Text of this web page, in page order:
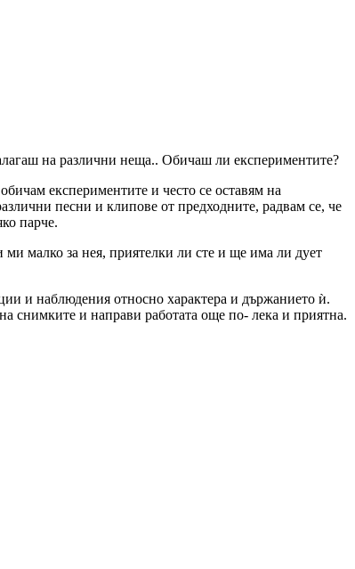
на различни неща.. Обичаш ли експериментите?
експериментите и често се оставям на
песни и клипове от предходните, радвам се, че
парче.
малко за нея, приятелки ли сте и ще има ли дует
и наблюдения относно характера и държанието ѝ.
снимките и направи работата още по- лека и приятна.